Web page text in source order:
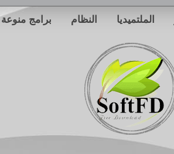
الملتميديا النظام
برامج منوعة